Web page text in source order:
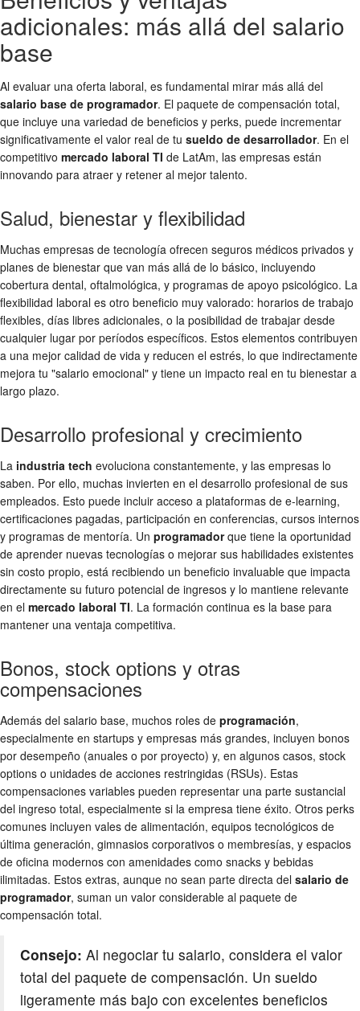
adicionales: más allá del salario
base
Al evaluar una oferta laboral, es fundamental mirar más allá del
salario base de programador. El paquete de compensación total,
que incluye una variedad de beneficios y perks, puede incrementar
significativamente el valor real de tu sueldo de desarrollador. En el
competitivo mercado laboral TI de LatAm, las empresas están
innovando para atraer y retener al mejor talento.
Salud, bienestar y flexibilidad
Muchas empresas de tecnología ofrecen seguros médicos privados y
planes de bienestar que van más allá de lo básico, incluyendo
cobertura dental, oftalmológica, y programas de apoyo psicológico. La
flexibilidad laboral es otro beneficio muy valorado: horarios de trabajo
flexibles, días libres adicionales, o la posibilidad de trabajar desde
cualquier lugar por períodos específicos. Estos elementos contribuyen
a una mejor calidad de vida y reducen el estrés, lo que indirectamente
mejora tu "salario emocional" y tiene un impacto real en tu bienestar a
largo plazo.
Desarrollo profesional y crecimiento
La industria tech evoluciona constantemente, y las empresas lo
saben. Por ello, muchas invierten en el desarrollo profesional de sus
empleados. Esto puede incluir acceso a plataformas de e-learning,
certificaciones pagadas, participación en conferencias, cursos internos
y programas de mentoría. Un programadorque tiene la oportunidad
de aprender nuevas tecnologías o mejorar sus habilidades existentes
sin costo propio, está recibiendo un beneficio invaluable que impacta
directamente su futuro potencial de ingresos y lo mantiene relevante
en el mercado laboral TI. La formación continua es la base para
mantener una ventaja competitiva.
Bonos, stock options y otras
compensaciones
Además del salario base, muchos roles de programación,
especialmente en startups y empresas más grandes, incluyen bonos
por desempeño (anuales o por proyecto) y, en algunos casos, stock
options o unidades de acciones restringidas (RSUs). Estas
compensaciones variables pueden representar una parte sustancial
del ingreso total, especialmente si la empresa tiene éxito. Otros perks
comunes incluyen vales de alimentación, equipos tecnológicos de
última generación, gimnasios corporativos o membresías, y espacios
de oficina modernos con amenidades como snacks y bebidas
ilimitadas. Estos extras, aunque no sean parte directa del salario de
programador, suman un valor considerable al paquete de
compensación total.
Consejo: Al negociar tu salario, considera el valor
total del paquete de compensación. Un sueldo
ligeramente más bajo con excelentes beneficios